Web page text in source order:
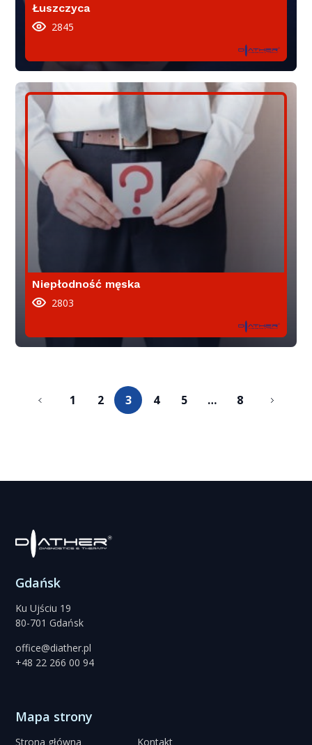
Łuszczyca
2845
Niepłodność męska
2803
1 2 3 4 5 … 8
Gdańsk
Ku Ujściu 19
80-701 Gdańsk
office@diather.pl
+48 22 266 00 94
Mapa strony
Strona główna Kontakt